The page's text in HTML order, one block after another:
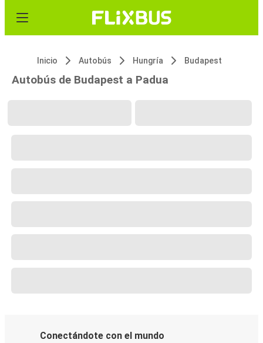
Inicio Autobús Hungría Budapest
Autobús de Budapest a Padua
Conectándote con el mundo